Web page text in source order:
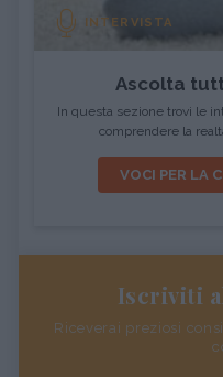
INTERVISTA
Ascolta
In questa sezione trovi le
comprendere la
VOCI PER LA
Iscriviti
Riceverai preziosi